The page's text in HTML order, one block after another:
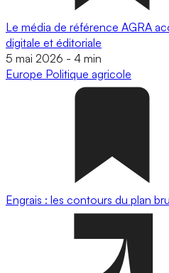
Le média de référence AGRA
digitale et éditoriale
5 mai 2026 - 4 min
Europe Politique agricole
Engrais : les contours du plan